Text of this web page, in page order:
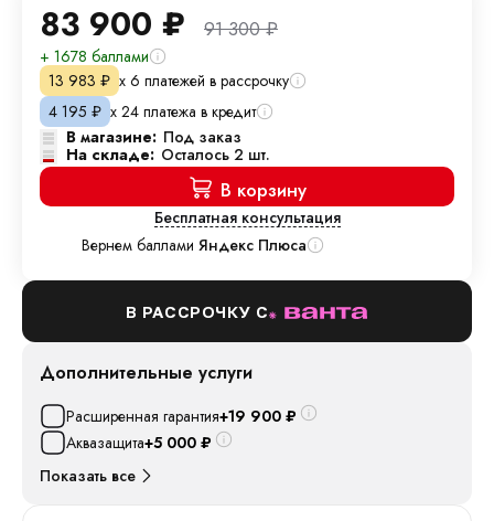
83 900 ₽ 91 300₽
+ 1678 баллами
13 983 ₽ х 6 платежей в рассрочку
4 195 ₽ х 24 платежа в кредит
В магазине: Под заказ
На складе: Осталось 2 шт.
В корзину
Бесплатная консультация
Вернем баллами Яндекс Плюса
В РАССРОЧКУ С
Дополнительные услуги
Расширенная гарантия+19 900 ₽
Аквазащита+5 000 ₽
Показать все